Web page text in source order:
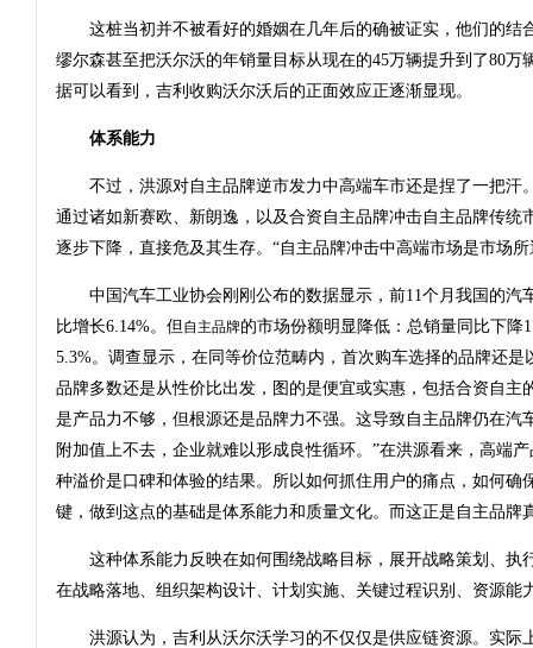
这桩当初并不被看好的婚姻在几年后的确被证实，他们的结
缪尔森甚至把沃尔沃的年销量目标从现在的45万辆提升到了80万
据可以看到，吉利收购沃尔沃后的正面效应正逐渐显现。
体系能力
不过，洪源对自主品牌逆市发力中高端车市还是捏了一把汗
通过诸如新赛欧、新朗逸，以及合资自主品牌冲击自主品牌传统
逐步下降，直接危及其生存。“自主品牌冲击中高端市场是市场所
中国汽车工业协会刚刚公布的数据显示，前11个月我国的汽
比增长6.14%。但自主品牌的市场份额明显降低：总销量同比下降
5.3%。调查显示，在同等价位范畴内，首次购车选择的品牌还是
品牌多数还是从性价比出发，图的是便宜或实惠，包括合资自主
是产品力不够，但根源还是品牌力不强。这导致自主品牌仍在汽
附加值上不去，企业就难以形成良性循环。”在洪源看来，高端
种溢价是口碑和体验的结果。所以如何抓住用户的痛点，如何确
键，做到这点的基础是体系能力和质量文化。而这正是自主品牌
这种体系能力反映在如何围绕战略目标，展开战略策划、执
在战略落地、组织架构设计、计划实施、关键过程识别、资源能
洪源认为，吉利从沃尔沃学习的不仅仅是供应链资源。实际